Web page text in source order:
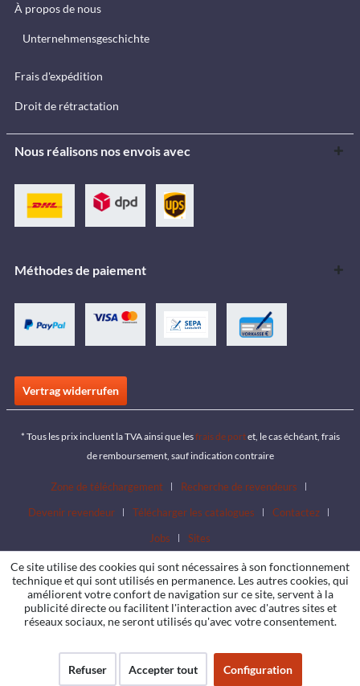
À propos de nous
Unternehmensgeschichte
Frais d'expédition
Droit de rétractation
Nous réalisons nos envois avec
Méthodes de paiement
Vertrag widerrufen
* Tous les prix incluent la TVA ainsi que lesfrais de portet, le cas échéant, frais
de remboursement, sauf indication contraire
Zone de téléchargement
Recherche de revendeurs
Devenir revendeur
Télécharger les catalogues
Contactez
Jobs
Sites
Ce site utilise des cookies qui sont nécessaires à son fonctionnement
technique et qui sont utilisés en permanence. Les autres cookies, qui
améliorent votre confort de navigation sur ce site, servent à la
publicité directe ou facilitent l'interaction avec d'autres sites et
réseaux sociaux, ne seront utilisés qu'avec votre consentement.
Refuser Accepter tout Configuration